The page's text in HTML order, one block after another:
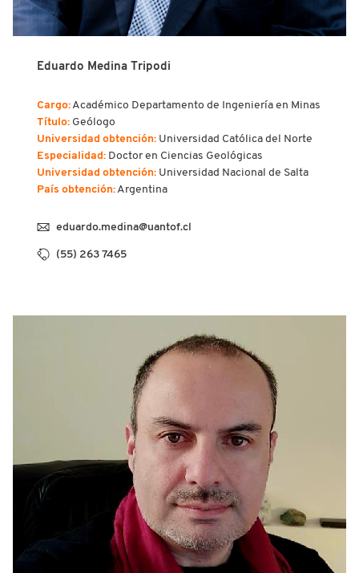
Eduardo Medina Tripodi
Cargo: Académico Departamento de Ingeniería en Minas
Título: Geólogo
Universidad obtención: Universidad Católica del Norte
Especialidad: Doctor en Ciencias Geológicas
Universidad obtención: Universidad Nacional de Salta
País obtención: Argentina
eduardo.medina@uantof.cl
(55) 263 7465